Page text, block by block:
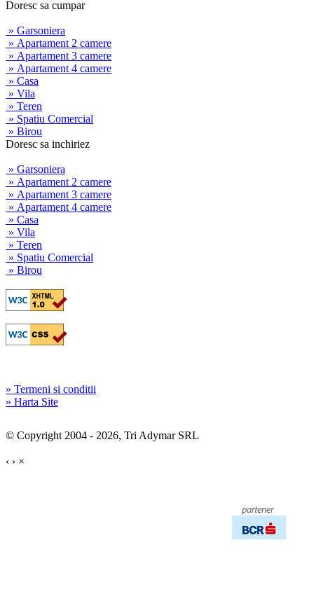
Doresc sa cumpar
» Garsoniera
» Apartament 2 camere
» Apartament 3 camere
» Apartament 4 camere
» Casa
» Vila
» Teren
» Spatiu Comercial
» Birou
Doresc sa inchiriez
» Garsoniera
» Apartament 2 camere
» Apartament 3 camere
» Apartament 4 camere
» Casa
» Vila
» Teren
» Spatiu Comercial
» Birou
» Termeni si conditii
» Harta Site
© Copyright 2004 - 2026, Tri Adymar SRL
‹ › ×